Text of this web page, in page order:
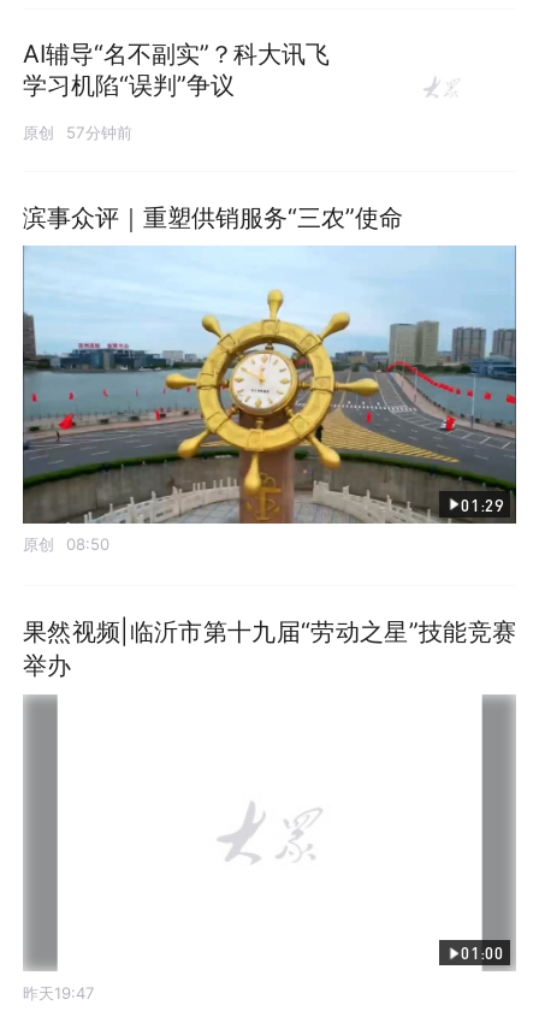
AI辅导“名不副实”？科大讯飞
学习机陷“误判”争议
原创 57分钟前
滨事众评｜重塑供销服务“三农”使命
01:29
原创 08:50
果然视频|临沂市第十九届“劳动之星”技能竞赛
举办
01:00
昨天19:47